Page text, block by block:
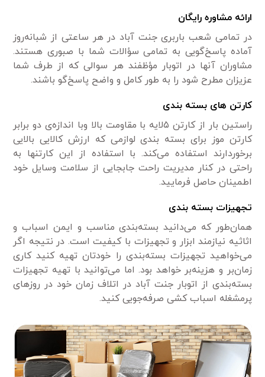
ارائه مشاوره رایگان
در تمامی شعب باربری جنت آباد در هر ساعتی از شبانه‌روز
آماده پاسخ‌گویی به تمامی سؤالات شما با صبوری هستند.
مشاوران آنها در اتوبار مؤظفند هر سوالی که از طرف شما
عزیزان مطرح شود را به ‌طور کامل و واضح پاسخ‌گو باشند.
کارتن های بسته بندی
راستین بار از کارتن ۵لایه با مقاومت بالا وبا اندازه‌ی دو برابر
کارتن موز برای بسته بندی لوازمی که ارزش کالایی بالایی
برخوردارند استفاده می‌کند. با استفاده از این کارتنها به
راحتی در کنار مدیریت راحت جابجایی از سلامت وسایل خود
اطمینان حاصل فرمایید.
تجهیزات بسته بندی
همان‌طور که می‌دانید بسته‌بندی مناسب و ایمن اسباب و
اثاثیه نیازمند ابزار و تجهیزات با کیفیت است. در نتیجه اگر
می‌خواهید تجهیزات بسته‌بندی را خودتان تهیه کنید کاری
زمان‌بر و هزینه‌بر خواهد بود. اما می‌توانید با تهیه تجهیزات
بسته‌بندی از اتوبار جنت ‌آباد در اتلاف زمان خود در روزهای
پرمشغله اسباب ‌کشی صرفه‌جویی کنید.